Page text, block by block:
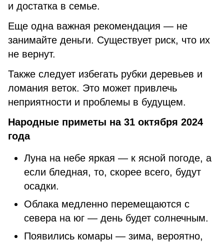
и достатка в семье.
Еще одна важная рекомендация — не
занимайте деньги. Существует риск, что их
не вернут.
Также следует избегать рубки деревьев и
ломания веток. Это может привлечь
неприятности и проблемы в будущем.
Народные приметы на 31 октября 2024
года
Луна на небе яркая — к ясной погоде, а
если бледная, то, скорее всего, будут
осадки.
Облака медленно перемещаются с
севера на юг — день будет солнечным.
Появились комары — зима, вероятно,